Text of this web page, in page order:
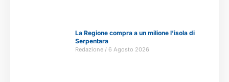
La Regione compra a un milione l’isola di
Serpentara
Redazione 6 Agosto 2026